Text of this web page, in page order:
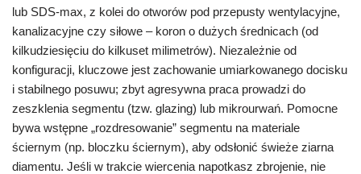
lub SDS-max, z kolei do otworów pod przepusty wentylacyjne,
kanalizacyjne czy siłowe – koron o dużych średnicach (od
kilkudziesięciu do kilkuset milimetrów). Niezależnie od
konfiguracji, kluczowe jest zachowanie umiarkowanego docisku
i stabilnego posuwu; zbyt agresywna praca prowadzi do
zeszklenia segmentu (tzw. glazing) lub mikrourwań. Pomocne
bywa wstępne „rozdresowanie” segmentu na materiale
ściernym (np. bloczku ściernym), aby odsłonić świeże ziarna
diamentu. Jeśli w trakcie wiercenia napotkasz zbrojenie, nie